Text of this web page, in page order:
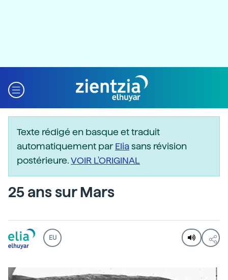
Texte rédigé en basque et traduit
automatiquement parEliasans révision
postérieure.VOIR L'ORIGINAL
25 ans sur Mars
EU